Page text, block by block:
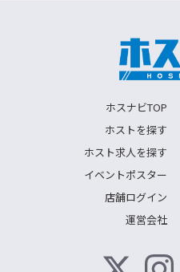
ホスナビTOP
ホストを探す
ホスト求人を探す
イベントポスター
店舗ログイン
運営会社